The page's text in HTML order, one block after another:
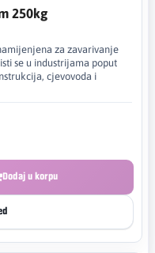
250kg
za zavarivanje
se u industrijama poput
cjevovoda i
Dodaj u korpu